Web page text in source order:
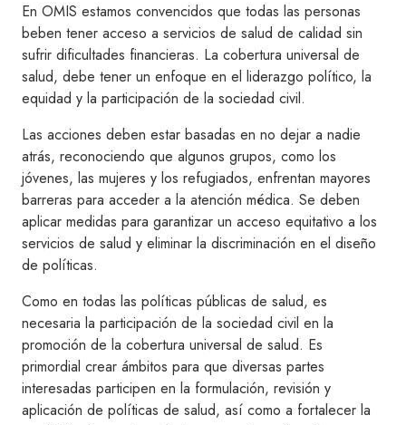
En OMIS estamos convencidos que todas las personas
beben tener acceso a servicios de salud de calidad sin
sufrir dificultades financieras. La cobertura universal de
salud, debe tener un enfoque en el liderazgo político, la
equidad y la participación de la sociedad civil.
Las acciones deben estar basadas en no dejar a nadie
atrás, reconociendo que algunos grupos, como los
jóvenes, las mujeres y los refugiados, enfrentan mayores
barreras para acceder a la atención médica. Se deben
aplicar medidas para garantizar un acceso equitativo a los
servicios de salud y eliminar la discriminación en el diseño
de políticas.
Como en todas las políticas públicas de salud, es
necesaria la participación de la sociedad civil en la
promoción de la cobertura universal de salud. Es
primordial crear ámbitos para que diversas partes
interesadas participen en la formulación, revisión y
aplicación de políticas de salud, así como a fortalecer la